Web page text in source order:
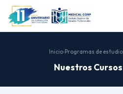
Inicio›Programas de estudio
Nuestros